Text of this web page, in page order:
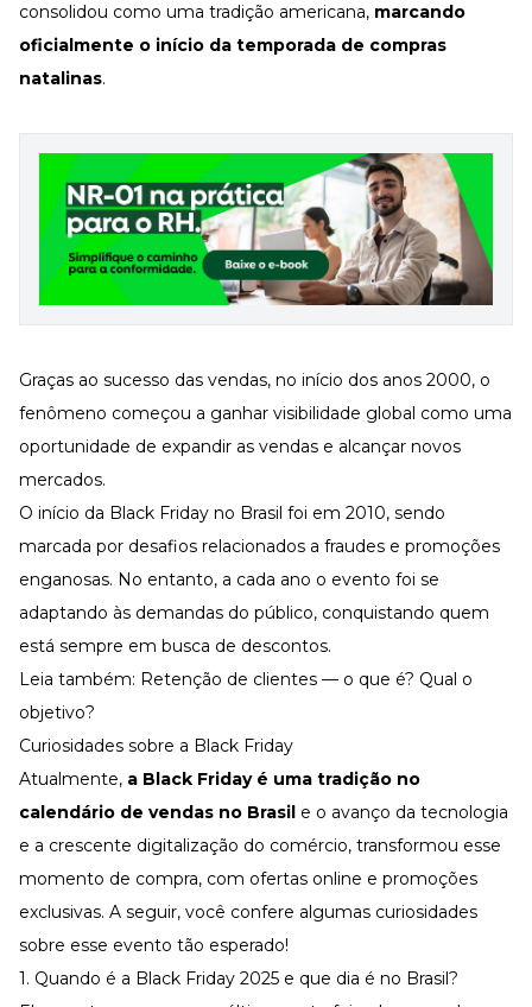
consolidou como uma tradição americana, marcando
oficialmente o início da temporada de compras
natalinas.
Graças ao sucesso das vendas, no início dos anos 2000, o
fenômeno começou a ganhar visibilidade global como uma
oportunidade de expandir as vendas e alcançar novos
mercados.
O início da Black Friday no Brasil foi em 2010, sendo
marcada por desafios relacionados a fraudes e promoções
enganosas. No entanto, a cada ano o evento foi se
adaptando às demandas do público, conquistando quem
está sempre em busca de descontos.
Leia também: Retenção de clientes — o que é? Qual o
objetivo?
Curiosidades sobre a Black Friday
Atualmente, a Black Friday é uma tradição no
calendário de vendas no Brasil e o avanço da tecnologia
e a crescente digitalização do comércio, transformou esse
momento de compra, com ofertas online e promoções
exclusivas. A seguir, você confere algumas curiosidades
sobre esse evento tão esperado!
1. Quando é a Black Friday 2025 e que dia é no Brasil?